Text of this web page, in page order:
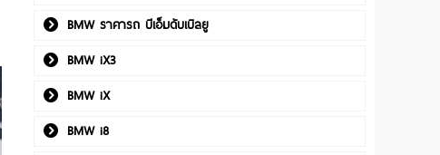
BMW ราคารถ บีเอ็มดับเบิลยู
BMW iX3
BMW iX
BMW i8